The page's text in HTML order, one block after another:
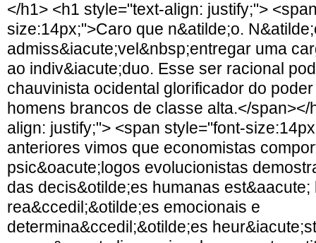
</h1> <h1 style="text-align: justify;">
size:14px;">Caro que n&atilde;o.
admiss&iacute;vel&nbsp;entregar uma
ao indiv&iacute;duo. Esse ser racional
chauvinista ocidental glorificador do
homens brancos de classe alta.</span></
align: justify;"> <span style="font-
anteriores vimos que economistas
psic&oacute;logos evolucionistas
das decis&otilde;es humanas est&aacute;
rea&ccedil;&otilde;es emocionais e
determina&ccedil;&otilde;es